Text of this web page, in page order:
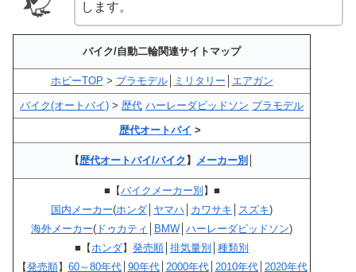
します。
バイク/自動二輪関連サイトマップ
ホビーTOP > プラモデル│ ミリタリー エアガン
バイク(オートバイ) > 歴代 ハーレーダビッドソン プラモデル
歴代オートバイ >
【歴代オートバイ/バイク】 メーカー別
■【バイクメーカー別】■
国内メーカー(ホンダ ヤマハ カワサキ スズキ)
海外メーカー( ドゥカティ BMW ハーレーダビッドソン)
■【ホンダ】 発売順 排気量別 種類別
【発売順】 60～80年代│ 90年代│ 2000年代│ 2010年代│ 2020年代